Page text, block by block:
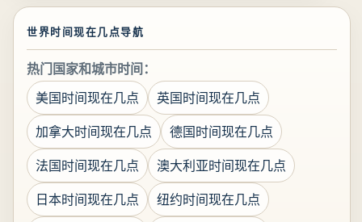
世界时间现在几点导航
热门国家和城市时间：
美国时间现在几点
英国时间现在几点
加拿大时间现在几点
德国时间现在几点
法国时间现在几点
澳大利亚时间现在几点
日本时间现在几点
纽约时间现在几点